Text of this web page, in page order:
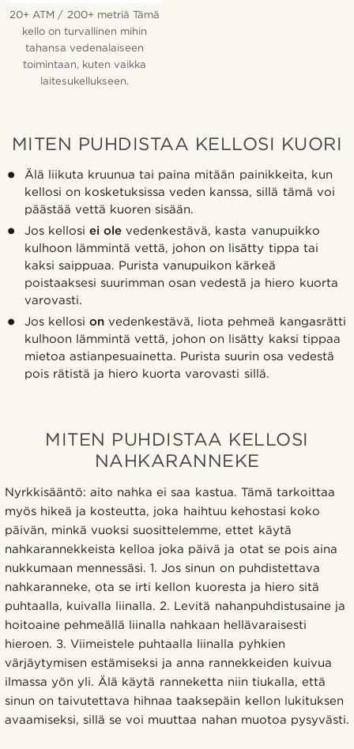
20+ ATM / 200+ metriä Tämä
kello on turvallinen mihin
tahansa vedenalaiseen
toimintaan, kuten vaikka
laitesukellukseen.
MITEN PUHDISTAA KELLOSI KUORI
Älä liikuta kruunua tai paina mitään painikkeita, kun
kellosi on kosketuksissa veden kanssa, sillä tämä voi
päästää vettä kuoren sisään.
Jos kellosiei ole vedenkestävä, kasta vanupuikko
kulhoon lämmintä vettä, johon on lisätty tippa tai
kaksi saippuaa. Purista vanupuikon kärkeä
poistaaksesi suurimman osan vedestä ja hiero kuorta
varovasti.
Jos kellosion vedenkestävä, liota pehmeä kangasrätti
kulhoon lämmintä vettä, johon on lisätty kaksi tippaa
mietoa astianpesuainetta. Purista suurin osa vedestä
pois rätistä ja hiero kuorta varovasti sillä.
MITEN PUHDISTAA KELLOSI
NAHKARANNEKE
Nyrkkisääntö: aito nahka ei saa kastua. Tämä tarkoittaa
myös hikeä ja kosteutta, joka haihtuu kehostasi koko
päivän, minkä vuoksi suosittelemme, ettet käytä
nahkarannekkeista kelloa joka päivä ja otat se pois aina
nukkumaan mennessäsi. 1. Jos sinun on puhdistettava
nahkaranneke, ota se irti kellon kuoresta ja hiero sitä
puhtaalla, kuivalla liinalla. 2. Levitä nahanpuhdistusaine ja
hoitoaine pehmeällä liinalla nahkaan hellävaraisesti
hieroen. 3. Viimeistele puhtaalla liinalla pyhkien
värjäytymisen estämiseksi ja anna rannekkeiden kuivua
ilmassa yön yli. Älä käytä ranneketta niin tiukalla, että
sinun on taivutettava hihnaa taaksepäin kellon lukituksen
avaamiseksi, sillä se voi muuttaa nahan muotoa pysyvästi.